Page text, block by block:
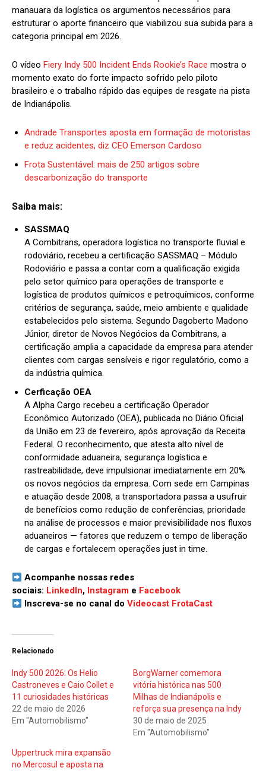
manauara da logística os argumentos necessários para
estruturar o aporte financeiro que viabilizou sua subida para a
categoria principal em 2026.
O vídeo Fiery Indy 500 Incident Ends Rookie’s Race mostra o
momento exato do forte impacto sofrido pelo piloto
brasileiro e o trabalho rápido das equipes de resgate na pista
de Indianápolis.
Andrade Transportes aposta em formação de motoristas
e reduz acidentes, diz CEO Emerson Cardoso
Frota Sustentável: mais de 250 artigos sobre
descarbonização do transporte
Saiba mais:
SASSMAQ
A Combitrans, operadora logística no transporte fluvial e
rodoviário, recebeu a certificação SASSMAQ – Módulo
Rodoviário e passa a contar com a qualificação exigida
pelo setor químico para operações de transporte e
logística de produtos químicos e petroquímicos, conforme
critérios de segurança, saúde, meio ambiente e qualidade
estabelecidos pelo sistema. Segundo Dagoberto Madono
Júnior, diretor de Novos Negócios da Combitrans, a
certificação amplia a capacidade da empresa para atender
clientes com cargas sensíveis e rigor regulatório, como a
da indústria química.
Cerficação OEA
A Alpha Cargo recebeu a certificação Operador
Econômico Autorizado (OEA), publicada no Diário Oficial
da União em 23 de fevereiro, após aprovação da Receita
Federal. O reconhecimento, que atesta alto nível de
conformidade aduaneira, segurança logística e
rastreabilidade, deve impulsionar imediatamente em 20%
os novos negócios da empresa. Com sede em Campinas
e atuação desde 2008, a transportadora passa a usufruir
de benefícios como redução de conferências, prioridade
na análise de processos e maior previsibilidade nos fluxos
aduaneiros — fatores que reduzem o tempo de liberação
de cargas e fortalecem operações just in time.
Acompanhe nossas redes
sociais: LinkedIn, Instagram e Facebook
Inscreva-se no canal doVideocast FrotaCast
Relacionado
Indy 500 2026: Os Helio
Castroneves e Caio Collet e
11 curiosidades históricas
22 de maio de 2026
Em "Automobilismo"
BorgWarner comemora
vitória histórica nas 500
Milhas de Indianápolis e
reforça sua presença na Indy
30 de maio de 2025
Em "Automobilismo"
Uppertruck mira expansão
no Mercosul e aposta na